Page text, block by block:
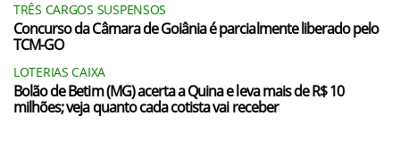
TRÊS CARGOS SUSPENSOS
Concurso da Câmara de Goiânia é parcialmente liberado pelo
TCM-GO
LOTERIAS CAIXA
Bolão de Betim (MG) acerta a Quina e leva mais de R$ 10
milhões; veja quanto cada cotista vai receber